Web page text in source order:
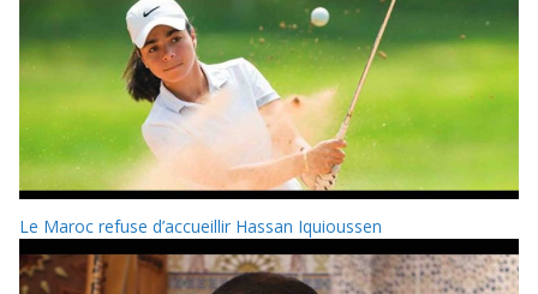
Le Maroc refuse d’accueillir Hassan Iquioussen